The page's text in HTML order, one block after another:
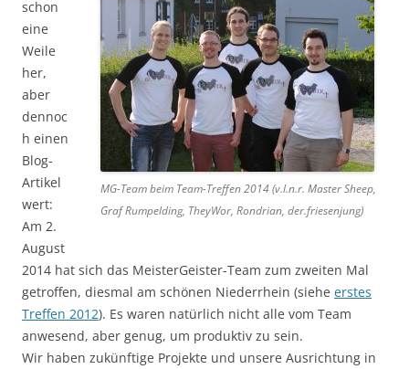
MG-Team beim Team-Treffen 2014 (v.l.n.r. Master Sheep,
Graf Rumpelding, TheyWor, Rondrian, der.friesenjung)
schon
eine
Weile
her,
aber
dennoc
h einen
Blog-
Artikel
wert:
Am 2.
August
2014 hat sich das MeisterGeister-Team zum zweiten Mal
getroffen, diesmal am schönen Niederrhein (siehe erstes
Treffen 2012). Es waren natürlich nicht alle vom Team
anwesend, aber genug, um produktiv zu sein.
Wir haben zukünftige Projekte und unsere Ausrichtung in